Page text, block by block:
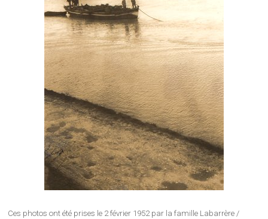
Ces photos ont été prises le 2 février 1952 par la famille Labarrère /